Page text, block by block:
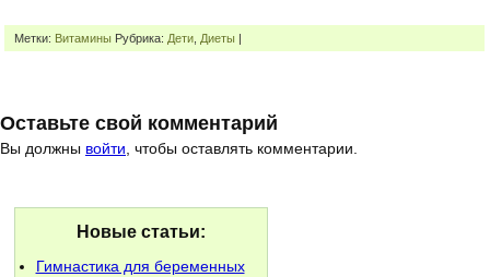
Метки: Витамины Рубрика: Дети Диеты
Оставьте свой комментарий
Вы должны войти, чтобы оставлять комментарии.
Новые статьи:
Гимнастика для беременных